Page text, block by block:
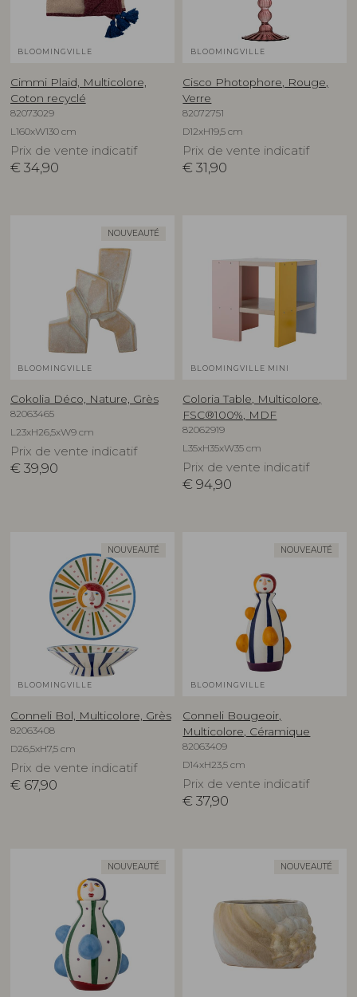
BLOOMINGVILLE
Cimmi Plaid, Multicolore,
Coton recyclé
82073029
L160xW130 cm
Prix de vente indicatif
€ 34,90
BLOOMINGVILLE
Cisco Photophore, Rouge,
Verre
82072751
D12xH19,5 cm
Prix de vente indicatif
€ 31,90
NOUVEAUTÉ
BLOOMINGVILLE
Cokolia Déco, Nature, Grès
82063465
L23xH26,5xW9 cm
Prix de vente indicatif
€ 39,90
BLOOMINGVILLE MINI
Coloria Table, Multicolore,
FSC®100%, MDF
82062919
L35xH35xW35 cm
Prix de vente indicatif
€ 94,90
NOUVEAUTÉ
BLOOMINGVILLE
Conneli Bol, Multicolore, Grès
82063408
D26,5xH7,5 cm
Prix de vente indicatif
€ 67,90
NOUVEAUTÉ
BLOOMINGVILLE
Conneli Bougeoir,
Multicolore, Céramique
82063409
D14xH23,5 cm
Prix de vente indicatif
€ 37,90
NOUVEAUTÉ NOUVEAUTÉ